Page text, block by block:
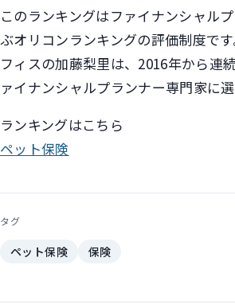
このランキングはファイナンシャル
ぶオリコンランキングの評価制度で
フィスの加藤梨里は、2016年から連
ァイナンシャルプランナー専門家に選
ランキングはこちら
ペット保険
タグ
ペット保険 保険